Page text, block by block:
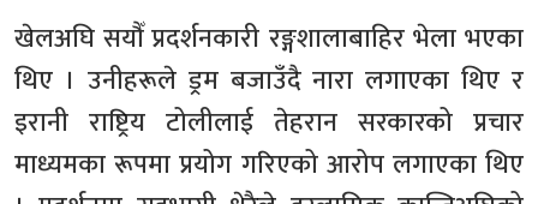
खेलअघि सयौँ प्रदर्शनकारी रङ्गशालाबाहिर भेला भएका
थिए । उनीहरूले ड्रम बजाउँदै नारा लगाएका थिए र
इरानी राष्ट्रिय टोलीलाई तेहरान सरकारको प्रचार
माध्यमका रूपमा प्रयोग गरिएको आरोप लगाएका थिए